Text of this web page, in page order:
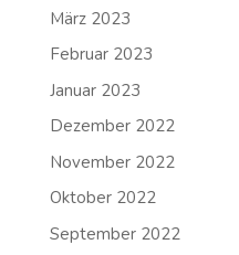
März 2023
Februar 2023
Januar 2023
Dezember 2022
November 2022
Oktober 2022
September 2022